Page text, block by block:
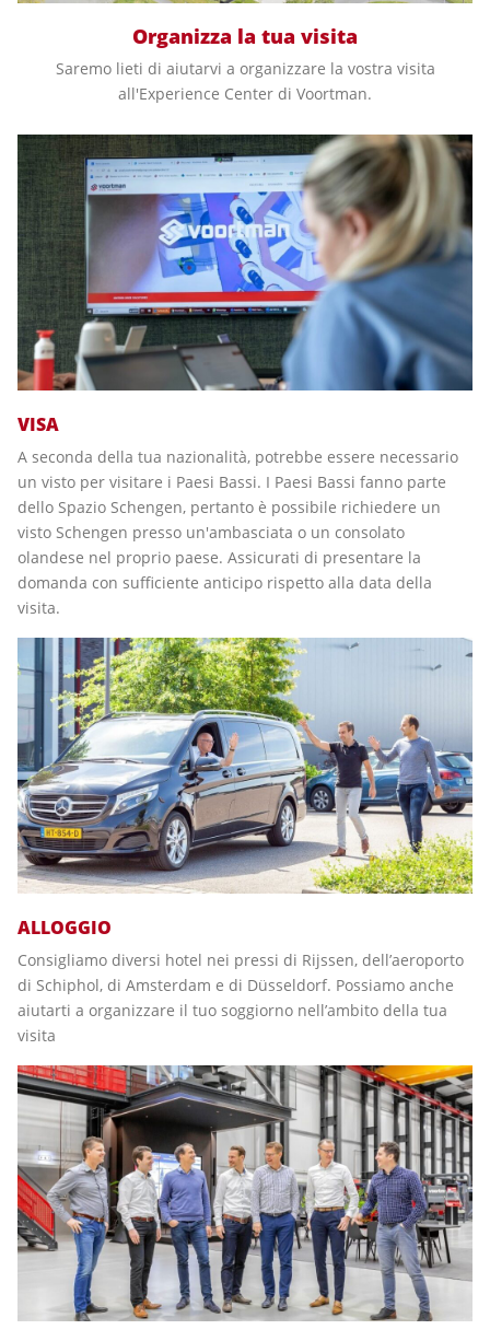
Organizza la tua visita
Saremo lieti di aiutarvi a organizzare la vostra visita
all'Experience Center di Voortman.
VISA
A seconda della tua nazionalità, potrebbe essere necessario
un visto per visitare i Paesi Bassi. I Paesi Bassi fanno parte
dello Spazio Schengen, pertanto è possibile richiedere un
visto Schengen presso un'ambasciata o un consolato
olandese nel proprio paese. Assicurati di presentare la
domanda con sufficiente anticipo rispetto alla data della
visita.
ALLOGGIO
Consigliamo diversi hotel nei pressi di Rijssen, dell’aeroporto
di Schiphol, di Amsterdam e di Düsseldorf. Possiamo anche
aiutarti a organizzare il tuo soggiorno nell’ambito della tua
visita